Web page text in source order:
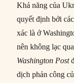
Khả năng của
quyết định bởi
xác là ở
nên không lạc
Washington Post
dịch phản công